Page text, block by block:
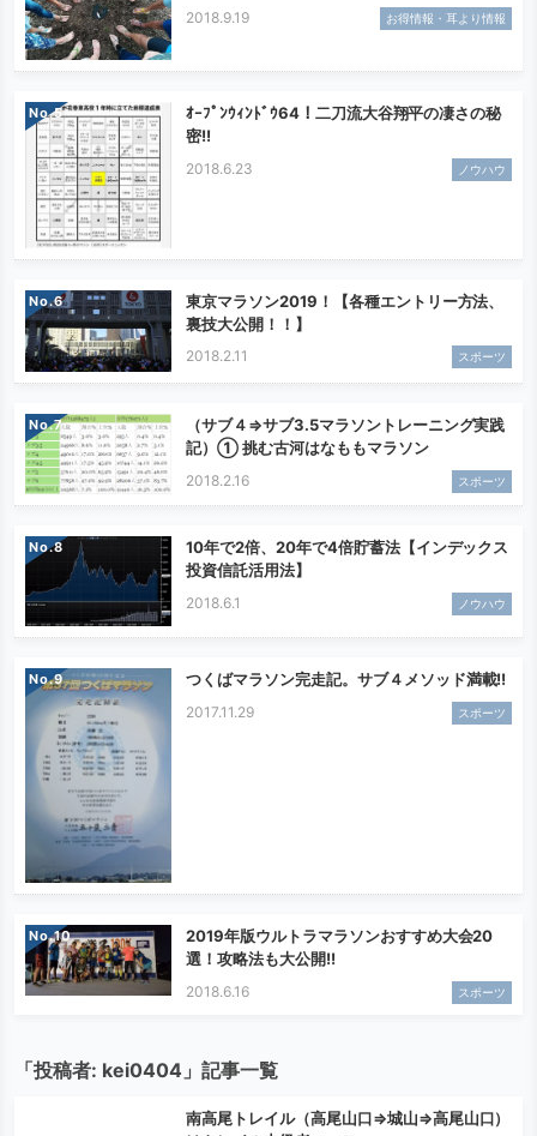
2018.9.19 お得情報・耳より情報
No.
ｵｰﾌﾟﾝｳｨﾝﾄﾞｳ64！二刀流大谷翔平の凄さの秘
密!!
2018.6.23 ノウハウ
No.
東京マラソン2019！【各種エントリー方法、
裏技大公開！！】
2018.2.11 スポーツ
No.
（サブ４⇒サブ3.5マラソントレーニング実践
記）① 挑む古河はなももマラソン
2018.2.16 スポーツ
No.
10年で2倍、20年で4倍貯蓄法【インデックス
投資信託活用法】
2018.6.1 ノウハウ
No. つくばマラソン完走記。サブ４メソッド満載!!
2017.11.29 スポーツ
No.
2019年版ウルトラマラソンおすすめ大会20
選！攻略法も大公開!!
2018.6.16 スポーツ
「投稿者: kei0404 」記事一覧
南高尾トレイル（高尾山口⇒城山⇒高尾山口）